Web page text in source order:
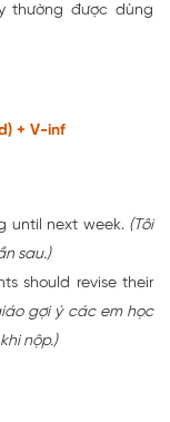
thường được dùng
+ V-inf
until next week. (Tôi
sau.)
should revise their
gợi ý các em học
nộp.)